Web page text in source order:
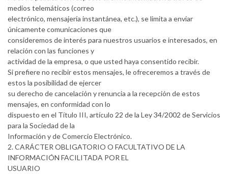
medios telemáticos (correo
electrónico, mensajería instantánea, etc.), se limita a enviar
únicamente comunicaciones que
consideremos de interés para nuestros usuarios e interesados, en
relación con las funciones y
actividad de la empresa, o que usted haya consentido recibir.
Si prefiere no recibir estos mensajes, le ofreceremos a través de
estos la posibilidad de ejercer
su derecho de cancelación y renuncia a la recepción de estos
mensajes, en conformidad con lo
dispuesto en el Título III, artículo 22 de la Ley 34/2002 de Servicios
para la Sociedad de la
Información y de Comercio Electrónico.
2. CARÁCTER OBLIGATORIO O FACULTATIVO DE LA
INFORMACIÓN FACILITADA POR EL
USUARIO